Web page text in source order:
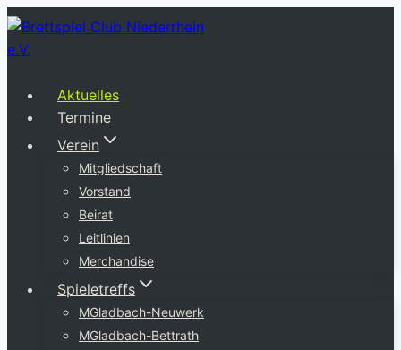
Zum
Inhalt
springen
Aktuelles
Termine
Verein
Mitgliedschaft
Vorstand
Beirat
Leitlinien
Merchandise
Spieletreffs
MGladbach-Neuwerk
MGladbach-Bettrath